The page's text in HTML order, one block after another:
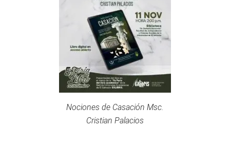
Nociones de Casación Msc.
Cristian Palacios